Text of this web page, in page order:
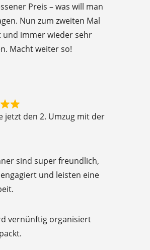
Preis – was will man
Nun zum zweiten Mal
und immer wieder sehr
Macht weiter so!
jetzt den 2. Umzug mit der
sind super freundlich,
und leisten eine
vernünftig organisiert